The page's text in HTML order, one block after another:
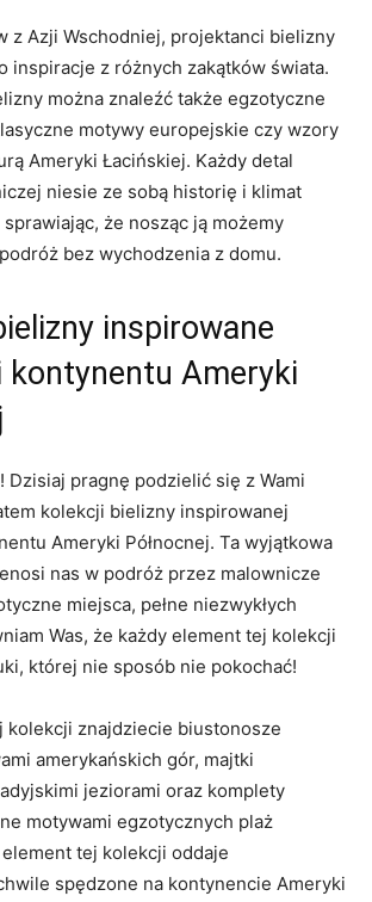
z Azji Wschodniej, projektanci bielizny
inspiracje z różnych zakątków świata.
można znaleźć także ​egzotyczne
⁣motywy europejskie czy wzory
Ameryki‌ Łacińskiej. Każdy detal
niesie ze⁢ sobą ‌historię ⁢i klimat
że nosząc ją ⁢możemy
bez wychodzenia z domu.
inspirowane
kontynentu Ameryki
Dzisiaj pragnę podzielić się z Wami⁢
kolekcji ​bielizny​ inspirowanej
Ameryki Północnej.⁣ Ta wyjątkowa
nas w podróż ⁤przez malownicze
‌miejsca, pełne ⁢niezwykłych
Was,⁢ że‌ każdy ‍element⁣ tej kolekcji
której nie sposób nie pokochać!
kolekcji znajdziecie biustonosze
amerykańskich gór, majtki
jeziorami oraz komplety
motywami egzotycznych ⁤plaż
tej kolekcji oddaje
⁤spędzone na kontynencie​ Ameryki